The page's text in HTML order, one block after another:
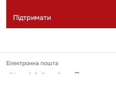
Підтримати
Електронна пошта
slidstvo.info@gmail.com